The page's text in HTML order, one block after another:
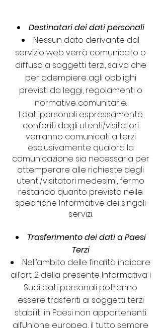
Destinatari dei dati personali
Nessun dato derivante dal
servizio web verrà comunicato o
diffuso a soggetti terzi, salvo che
per adempiere agli obblighi
previsti da leggi, regolamenti o
normative comunitarie.
I dati personali espressamente
conferiti dagli utenti/visitatori
verranno comunicati a terzi
esclusivamente qualora la
comunicazione sia necessaria per
ottemperare alle richieste degli
utenti/visitatori medesimi, fermo
restando quanto previsto nelle
specifiche Informative dei singoli
servizi.
Trasferimento dei dati a Paesi
Terzi
Nell’ambito delle finalità indicare
all’art. 2 della presente Informativa i
Suoi dati personali potranno
essere trasferiti ai soggetti terzi
stabiliti in Paesi non appartenenti
all’Unione europea, il tutto sempre